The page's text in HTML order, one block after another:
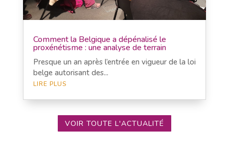
Comment la Belgique a dépénalisé le
proxénétisme : une analyse de terrain
Presque un an après l’entrée en vigueur de la loi
belge autorisant des...
LIRE PLUS
VOIR TOUTE L'ACTUALITÉ